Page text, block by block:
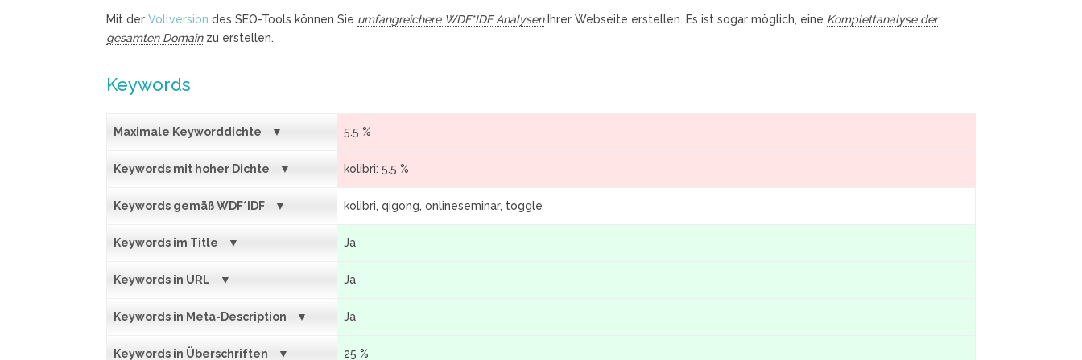
Mit der Vollversion des SEO-Tools können Sie umfangreichere WDF*IDF AnalysenIhrer Webseite erstellen. Es ist sogar möglich, eine Komplettanalyse der
gesamten Domainzu erstellen.
Keywords
Maximale Keyworddichte 5.5 %
Keywords mit hoher Dichte kolibri: 5.5 %
Keywords gemäß WDF*IDF kolibri, qigong, onlineseminar, toggle
Keywords im Title Ja
Keywords in URL Ja
Keywords in Meta-Description Ja
Keywords in Überschriften 25 %